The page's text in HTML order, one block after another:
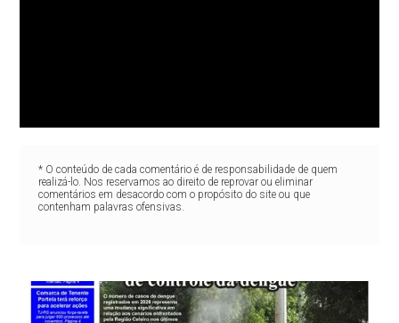
* O conteúdo de cada comentário é de responsabilidade de quem
realizá-lo. Nos reservamos ao direito de reprovar ou eliminar
comentários em desacordo com o propósito do site ou que
contenham palavras ofensivas.